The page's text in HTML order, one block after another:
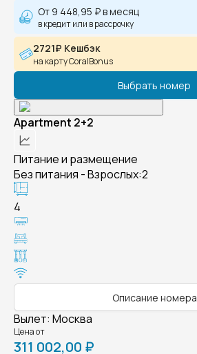
От 9 448,95 ₽в месяц
в кредит или в рассрочку
2721₽ Кешбэк
на карту CoralBonus
Выбрать номер
Apartment 2+2
Питание и размещение
Без питания - Взрослых:2
4
Описание номера
Вылет: Москва
Цена от
311 002,00 ₽